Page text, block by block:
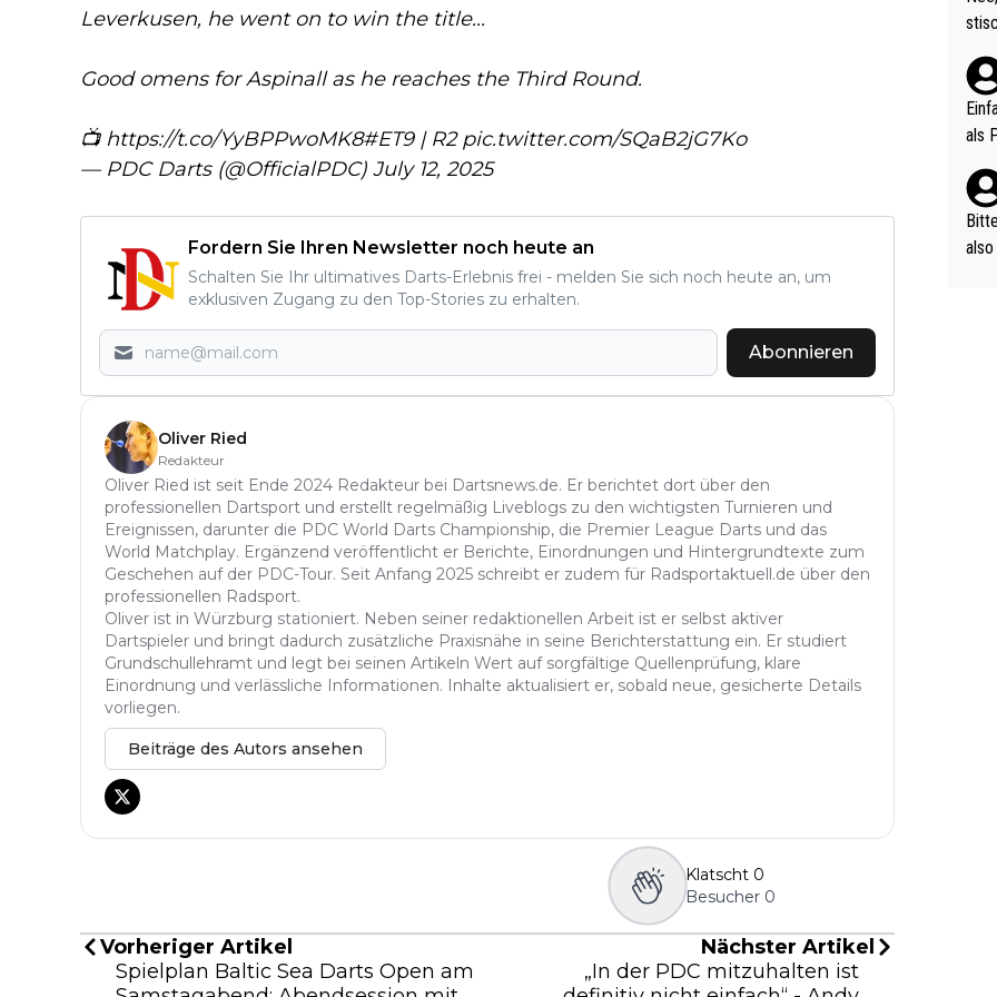
Leverkusen, he went on to win the title...
Good omens for Aspinall as he reaches the Third Round.
📺 https://t.co/YyBPPwoMK8#ET9| R2pic.twitter.com/SQaB2jG7Ko
— PDC Darts (@OfficialPDC) July 12, 2025
Fordern Sie Ihren Newsletter noch heute an
Schalten Sie Ihr ultimatives Darts-Erlebnis frei - melden Sie sich noch heute an, um
exklusiven Zugang zu den Top-Stories zu erhalten.
Abonnieren
Oliver Ried
Redakteur
Oliver Ried ist seit Ende 2024 Redakteur bei Dartsnews.de. Er berichtet dort über den
professionellen Dartsport und erstellt regelmäßig Liveblogs zu den wichtigsten Turnieren und
Ereignissen, darunter die PDC World Darts Championship, die Premier League Darts und das
World Matchplay. Ergänzend veröffentlicht er Berichte, Einordnungen und Hintergrundtexte zum
Geschehen auf der PDC-Tour. Seit Anfang 2025 schreibt er zudem für Radsportaktuell.de über den
professionellen Radsport.
Oliver ist in Würzburg stationiert. Neben seiner redaktionellen Arbeit ist er selbst aktiver
Dartspieler und bringt dadurch zusätzliche Praxisnähe in seine Berichterstattung ein. Er studiert
Grundschullehramt und legt bei seinen Artikeln Wert auf sorgfältige Quellenprüfung, klare
Einordnung und verlässliche Informationen. Inhalte aktualisiert er, sobald neue, gesicherte Details
vorliegen.
Beiträge des Autors ansehen
Klatscht 0
Besucher 0
Vorheriger Artikel
Spielplan Baltic Sea Darts Open am
Nächster Artikel
„In der PDC mitzuhalten ist
(in
als
nes
ttler
vV
als